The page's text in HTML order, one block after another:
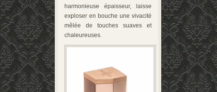
harmonieuse épaisseur, laisse
exploser en bouche une vivacité
mêlée de touches suaves et
chaleureuses.